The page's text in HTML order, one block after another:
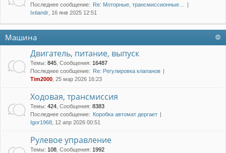
Последнее сообщение: Re: Моторные, трансмиссионные…
Ixtiandr , 16 янв 2025 12:51
Машина
Двигатель, питание, выпуск
Темы: 845 Сообщения: 16487
Последнее сообщение: Re: Регулировка клапанов
Tim2000 , 25 мар 2026 16:23
Ходовая, трансмиссия
Темы: 424 Сообщения: 8383
Последнее сообщение: Коробка автомат дергает
Igor1968 , 12 апр 2026 00:51
Рулевое управление
Темы: 108 Сообщения: 1992